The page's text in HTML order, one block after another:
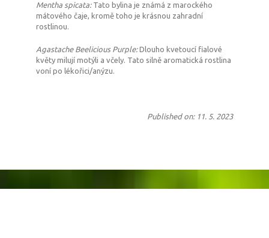
Mentha spicata:Tato bylina je známá z marockého
mátového čaje, kromě toho je krásnou zahradní
rostlinou.
Agastache Beelicious Purple:Dlouho kvetoucí fialové
květy milují motýli a včely. Tato silně aromatická rostlina
voní po lékořici/anýzu.
Published on: 11. 5. 2023